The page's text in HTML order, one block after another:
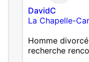
DavidC
La Chapelle-
Homme
recherche